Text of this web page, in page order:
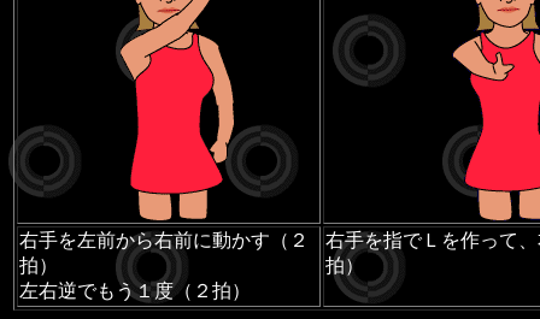
右手を左前から右前に動かす（２
拍）
左右逆でもう１度（２拍）
右手を指でＬを作って
拍）